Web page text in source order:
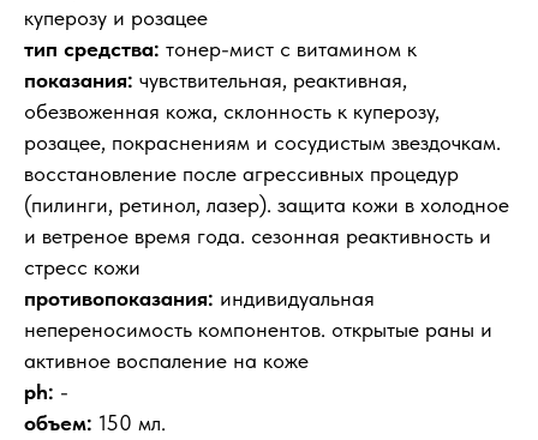
куперозу и розацее
тип средства: тонер-мист с витамином к
показания: чувствительная, реактивная,
обезвоженная кожа, склонность к куперозу,
розацее, покраснениям и сосудистым звездочкам.
восстановление после агрессивных процедур
(пилинги, ретинол, лазер). защита кожи в холодное
и ветреное время года. сезонная реактивность и
стресс кожи
противопоказания: индивидуальная
непереносимость компонентов. открытые раны и
активное воспаление на коже
ph: -
объем: 150 мл.